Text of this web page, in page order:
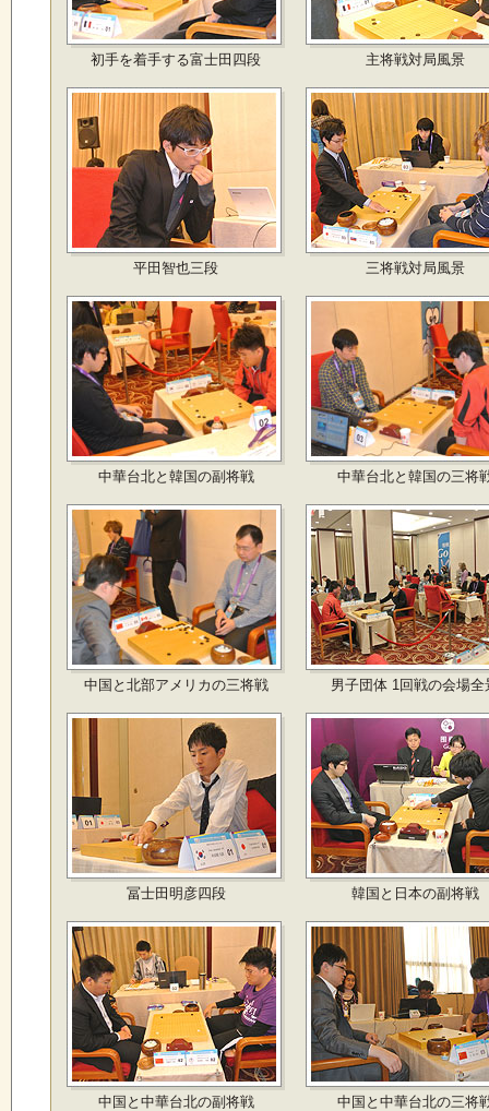
初手を着手する富士田四段 主将戦対局風景
平田智也三段 三将戦対局風景
中華台北と韓国の副将戦 中華台北と韓国の三将
中国と北部アメリカの三将戦 男子団体 1回戦の会場全
冨士田明彦四段 韓国と日本の副将戦
中国と中華台北の副将戦 中国と中華台北の三将